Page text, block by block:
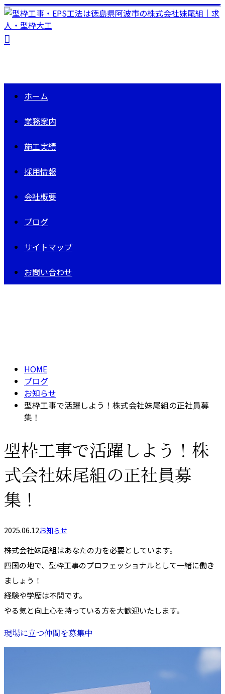
ホーム
業務案内
施工実績
採用情報
会社概要
ブログ
サイトマップ
お問い合わせ
HOME
ブログ
お知らせ
型枠工事で活躍しよう！株式会社妹尾組の正社員募
集！
型枠工事で活躍しよう！株
式会社妹尾組の正社員募
集！
2025.06.12お知らせ
株式会社妹尾組はあなたの力を必要としています。
四国の地で、型枠工事のプロフェッショナルとして一緒に働き
ましょう！
経験や学歴は不問です。
やる気と向上心を持っている方を大歓迎いたします。
現場に立つ仲間を募集中